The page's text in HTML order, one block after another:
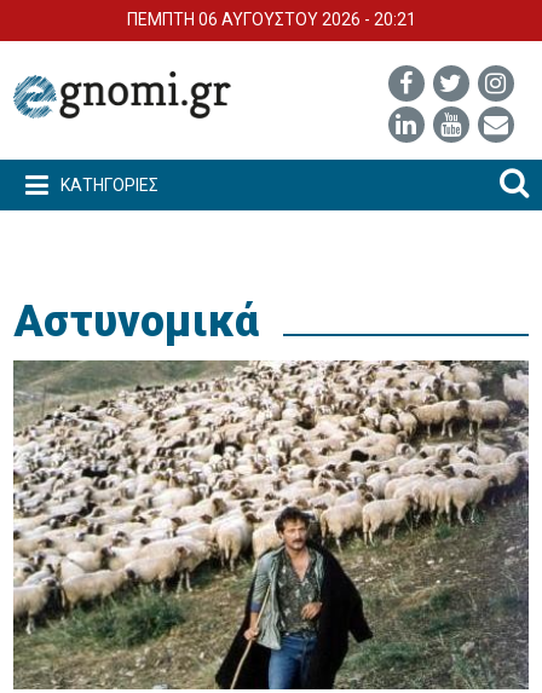
ΠΕΜΠΤΗ 06 ΑΥΓΟΥΣΤΟΥ 2026 - 20:21
ΚΑΤΗΓΟΡΙΕΣ
Αστυνομικά